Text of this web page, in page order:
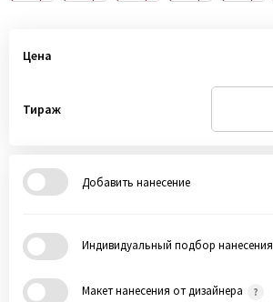
Цена
Тираж
Добавить нанесение
Индивидуальный подбор нанесения
Макет нанесения от дизайнера